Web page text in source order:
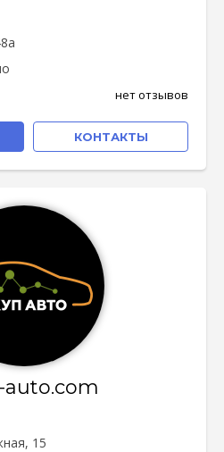
нет отзывов
КОНТАКТЫ
15